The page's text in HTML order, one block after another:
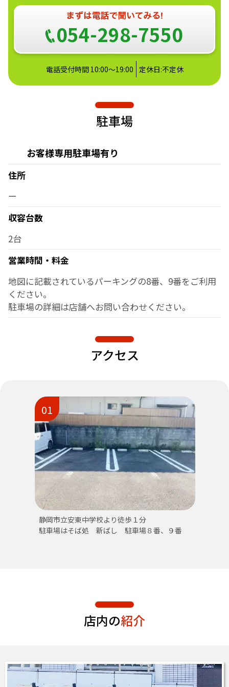
054-298-7550
電話受付時間 10:00～19:00 定休日:不定休
駐車場
お客様専用駐車場有り
住所
ー
収容台数
2台
営業時間・料金
地図に記載されているパーキングの8番、9番をご利用
ください。
駐車場の詳細は店舗へお問い合わせください。
アクセス
01
静岡市立安東中学校より徒歩１分
駐車場はそば処 新ばし 駐車場８番、９番
店内の紹介